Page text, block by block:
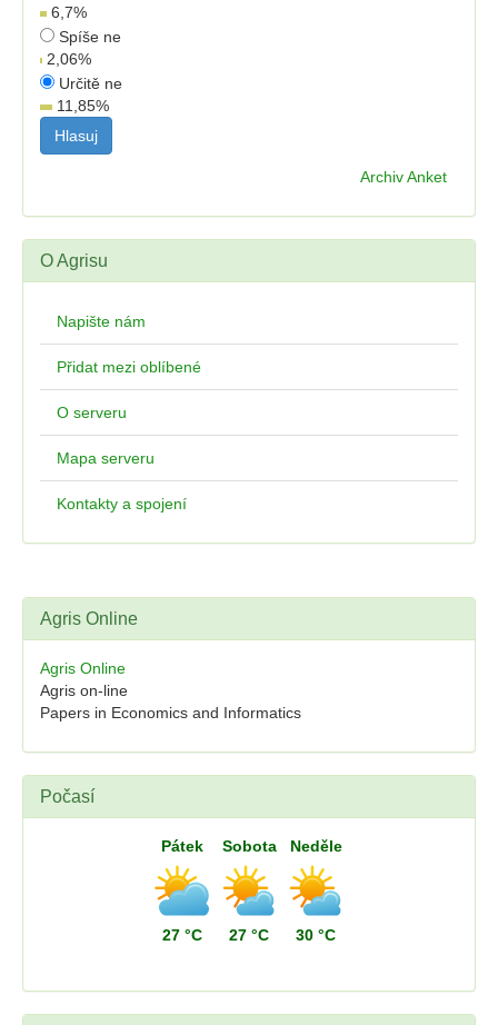
6,7%
Spíše ne
2,06%
Určitě ne
11,85%
Archiv Anket
O Agrisu
Napište nám
Přidat mezi oblíbené
O serveru
Mapa serveru
Kontakty a spojení
Agris Online
Agris Online
Agris on-line
Papers in Economics and Informatics
Počasí
Pátek
27 °C
Sobota
27 °C
Neděle
30 °C